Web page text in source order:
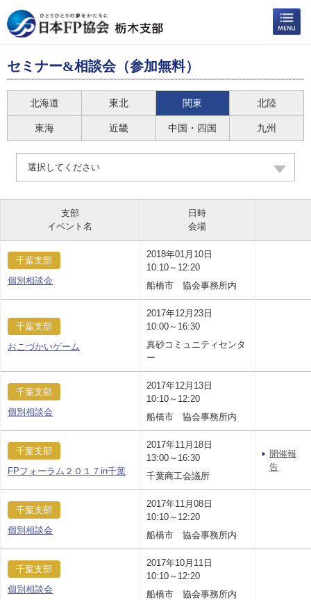
セミナー&相談会（参加無料）
北海道 東北 関東 北陸
東海 近畿 中国・四国 九州
選択してください
支部
イベント名
日時
会場
千葉支部
個別相談会
2018年01月10日
10:10～12:20
船橋市 協会事務所内
千葉支部
おこづかいゲーム
2017年12月23日
10:00～16:30
真砂コミュニティセンタ
ー
千葉支部
個別相談会
2017年12月13日
10:10～12:20
船橋市 協会事務所内
千葉支部
FPフォーラム２０１７in千葉
2017年11月18日
13:00～16:30
千葉商工会議所
開催報
告
千葉支部
個別相談会
2017年11月08日
10:10～12:20
船橋市 協会事務所内
千葉支部
個別相談会
2017年10月11日
10:10～12:20
船橋市 協会事務所内